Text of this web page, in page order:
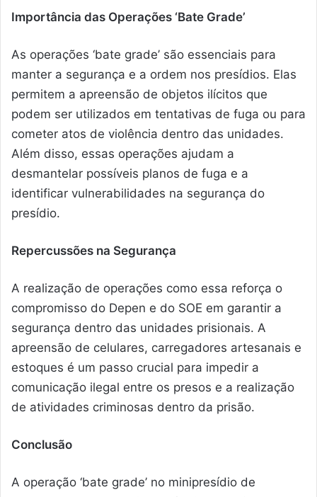
Importância das Operações ‘Bate Grade’
As operações ‘bate grade’ são essenciais para
manter a segurança e a ordem nos presídios. Elas
permitem a apreensão de objetos ilícitos que
podem ser utilizados em tentativas de fuga ou para
cometer atos de violência dentro das unidades.
Além disso, essas operações ajudam a
desmantelar possíveis planos de fuga e a
identificar vulnerabilidades na segurança do
presídio.
Repercussões na Segurança
A realização de operações como essa reforça o
compromisso do Depen e do SOE em garantir a
segurança dentro das unidades prisionais. A
apreensão de celulares, carregadores artesanais e
estoques é um passo crucial para impedir a
comunicação ilegal entre os presos e a realização
de atividades criminosas dentro da prisão.
Conclusão
A operação ‘bate grade’ no minipresídio de